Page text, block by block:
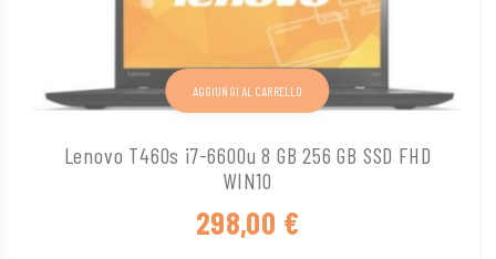
Lenovo T460s i7-6600u 8 GB 256 GB SSD FHD
WIN10
298,00 €
AGGIUNGI AL CARRELLO